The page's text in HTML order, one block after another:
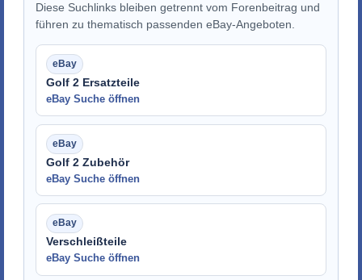
Diese Suchlinks bleiben getrennt vom Forenbeitrag und
führen zu thematisch passenden eBay-Angeboten.
Golf 2 Ersatzteile
eBay Suche öffnen
Golf 2 Zubehör
eBay Suche öffnen
Verschleißteile
eBay Suche öffnen